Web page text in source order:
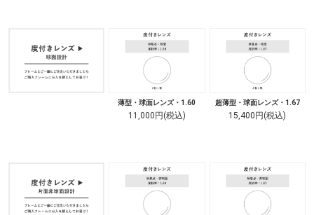
薄型・球面レンズ・1.60
11,000円(税込)
超薄型・球面レンズ・1.67
15,400円(税込)